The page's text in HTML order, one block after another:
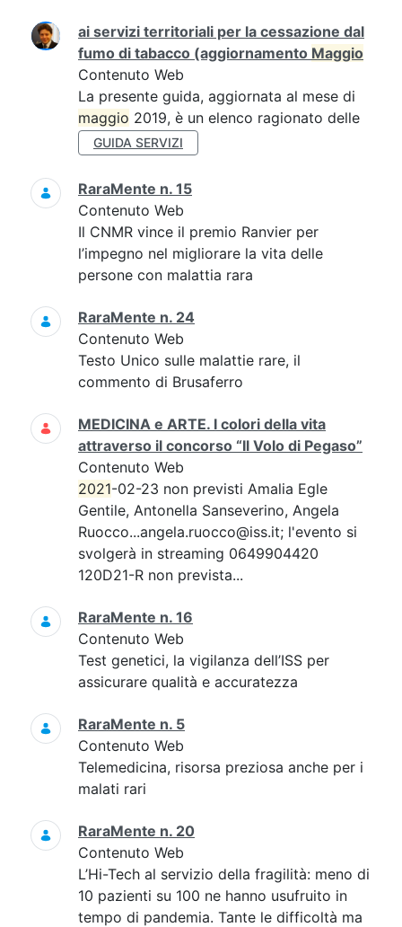
ai servizi territoriali per la cessazione dal
fumo di tabacco (aggiornamento Maggio
Contenuto Web
La presente guida, aggiornata al mese di
maggio 2019, è un elenco ragionato delle
GUIDA SERVIZI
RaraMente n. 15
Contenuto Web
Il CNMR vince il premio Ranvier per
l’impegno nel migliorare la vita delle
persone con malattia rara
RaraMente n. 24
Contenuto Web
Testo Unico sulle malattie rare, il
commento di Brusaferro
MEDICINA e ARTE. I colori della vita
attraverso il concorso “Il Volo di Pegaso”
Contenuto Web
2021-02-23 non previsti Amalia Egle
Gentile, Antonella Sanseverino, Angela
Ruocco...angela.ruocco@iss.it; l'evento si
svolgerà in streaming 0649904420
120D21-R non prevista...
RaraMente n. 16
Contenuto Web
Test genetici, la vigilanza dell’ISS per
assicurare qualità e accuratezza
RaraMente n. 5
Contenuto Web
Telemedicina, risorsa preziosa anche per i
malati rari
RaraMente n. 20
Contenuto Web
L’Hi-Tech al servizio della fragilità: meno di
10 pazienti su 100 ne hanno usufruito in
tempo di pandemia. Tante le difficoltà ma